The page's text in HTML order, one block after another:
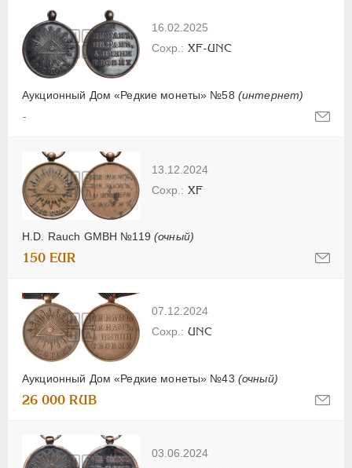
16.02.2025
Аукционный Дом «Редкие монеты» №58 (интернет)
XF-UNC
-
13.12.2024
H.D. Rauch GMBH №119 (очный)
XF
150 EUR
07.12.2024
Аукционный Дом «Редкие монеты» №43 (очный)
UNC
26 000 RUB
03.06.2024